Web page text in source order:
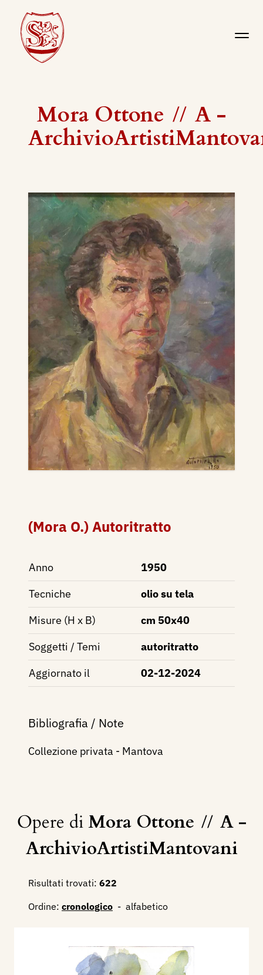
Mora Ottone // A -
(Mora O.) Autoritratto
Anno
1950
Tecniche
olio su tela
Misure (H x B)
cm 50x40
Soggetti / Temi
autoritratto
Aggiornato il
02-12-2024
Bibliografia / Note
Collezione privata - Mantova
Opere diMora Ottone // A -
ArchivioArtistiMantovani
Risultati trovati: 622
Ordine: cronologico - alfabetico